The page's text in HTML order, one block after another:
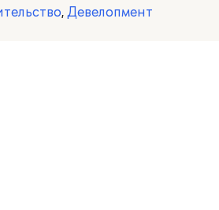
, Девелопмент